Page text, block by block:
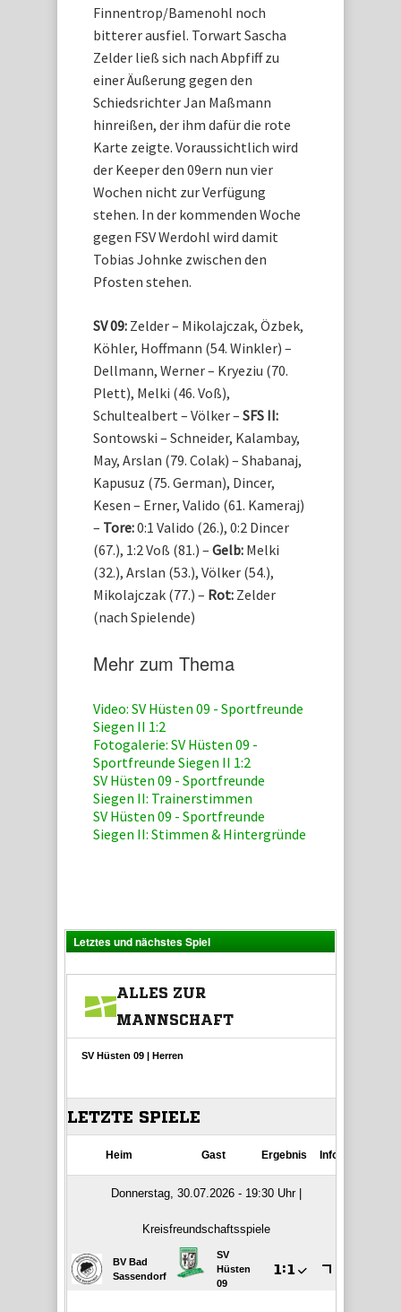
Finnentrop/Bamenohl noch
bitterer ausfiel. Torwart Sascha
Zelder ließ sich nach Abpfiff zu
einer Äußerung gegen den
Schiedsrichter Jan Maßmann
hinreißen, der ihm dafür die rote
Karte zeigte. Voraussichtlich wird
der Keeper den 09ern nun vier
Wochen nicht zur Verfügung
stehen. In der kommenden Woche
gegen FSV Werdohl wird damit
Tobias Johnke zwischen den
Pfosten stehen.
SV 09: Zelder – Mikolajczak, Özbek,
Köhler, Hoffmann (54. Winkler) –
Dellmann, Werner – Kryeziu (70.
Plett), Melki (46. Voß),
Schultealbert – Völker – SFS II:
Sontowski – Schneider, Kalambay,
May, Arslan (79. Colak) – Shabanaj,
Kapusuz (75. German), Dincer,
Kesen – Erner, Valido (61. Kameraj)
– Tore:0:1 Valido (26.), 0:2 Dincer
(67.), 1:2 Voß (81.) – Gelb: Melki
(32.), Arslan (53.), Völker (54.),
Mikolajczak (77.) – Rot: Zelder
(nach Spielende)
Mehr zum Thema
Video: SV Hüsten 09 - Sportfreunde
Siegen II 1:2
Fotogalerie: SV Hüsten 09 -
Sportfreunde Siegen II 1:2
SV Hüsten 09 - Sportfreunde
Siegen II: Trainerstimmen
SV Hüsten 09 - Sportfreunde
Siegen II: Stimmen & Hintergründe
Letztes und nächstes Spiel